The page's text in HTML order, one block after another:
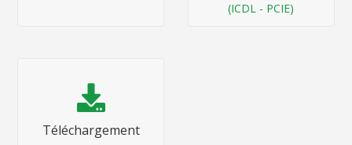
(ICDL - PCIE)
Téléchargement